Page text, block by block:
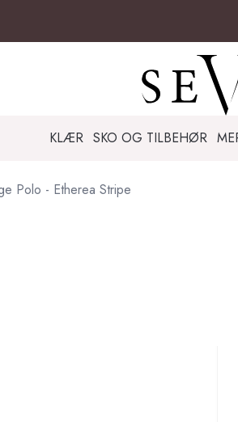
KLÆR SKO OG TILBEHØR
Polo - Etherea Stripe